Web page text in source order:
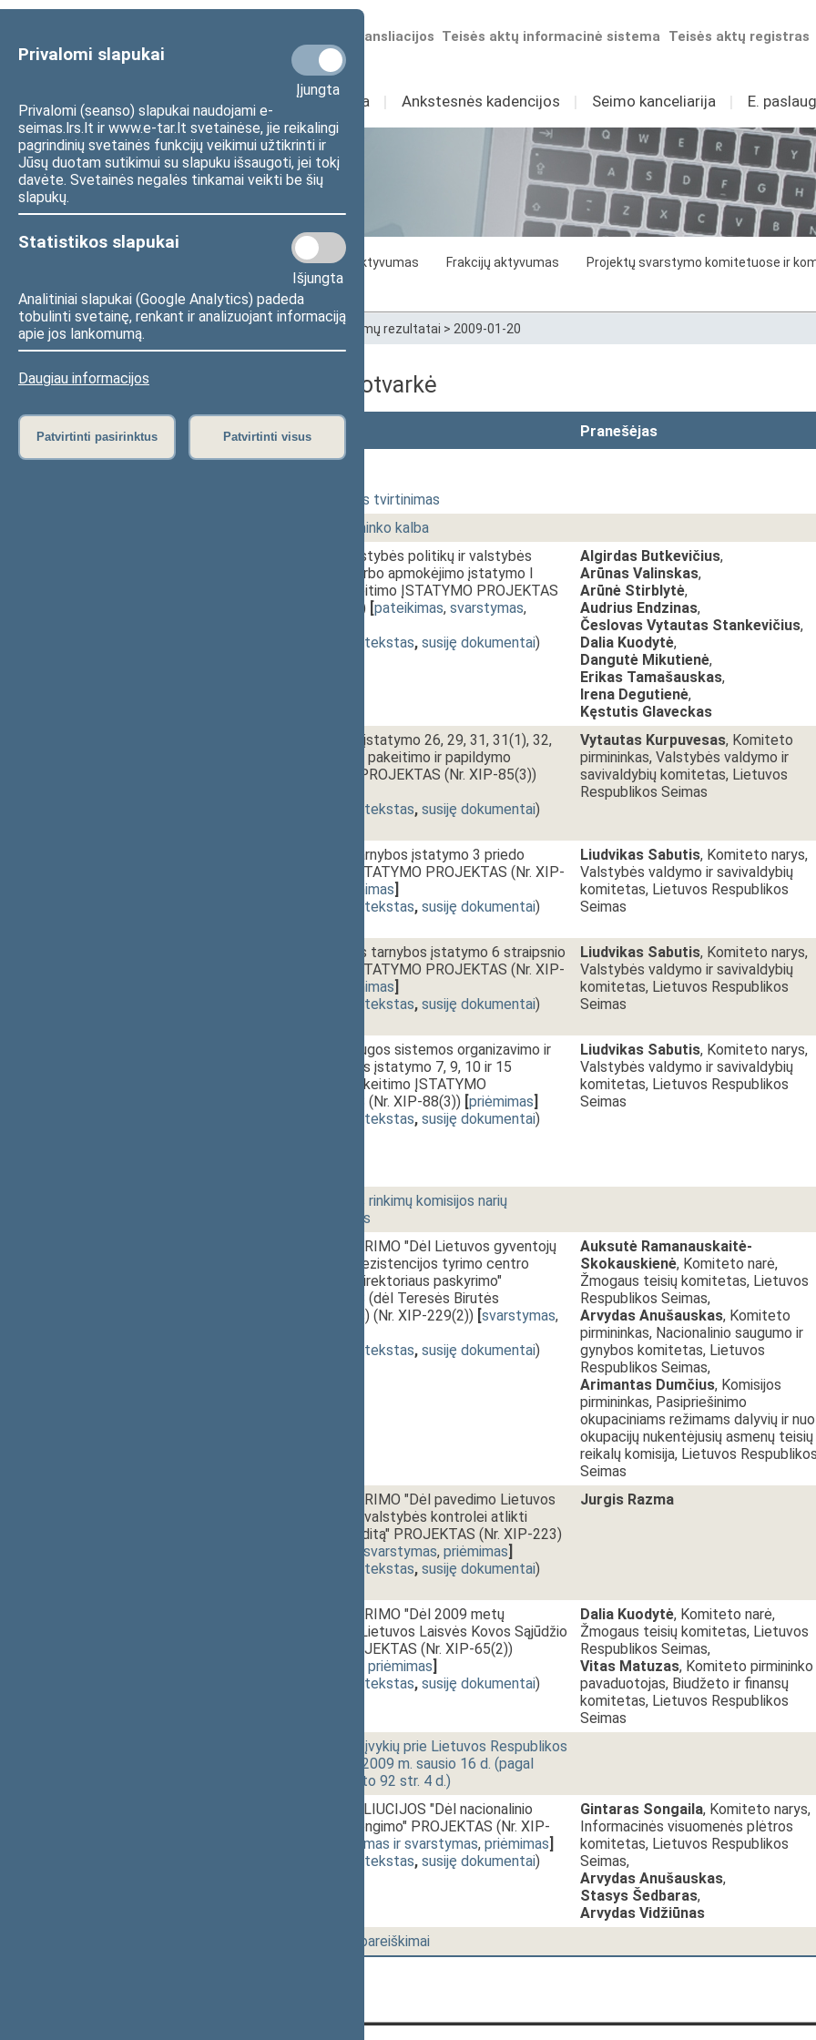
Privalomi slapukai
Įjungta
Privalomi (seanso) slapukai naudojami e-
seimas.lrs.lt ir www.e-tar.lt svetainėse, jie reikalingi
pagrindinių svetainės funkcijų veikimui užtikrinti ir
Jūsų duotam sutikimui su slapuku išsaugoti, jei tokį
davėte. Svetainės negalės tinkamai veikti be šių
slapukų.
Statistikos slapukai
Išjungta
Analitiniai slapukai (Google Analytics) padeda
tobulinti svetainę, renkant ir analizuojant informaciją
apie jos lankomumą.
Daugiau informacijos
Patvirtinti pasirinktus Patvirtinti visus
Teisės aktų registras
Teisės aktų informacinė sistema
Numatomos transliacijos
Sudėtis Veikla I Ankstesnės kadencijos I Seimo kanceliarija I E.
Statistika
Seimo narių aktyvumas Frakcijų aktyvumas
Projektų svarstymo komitetuose ir
Seimo narių balsavimų rezultatai
Pradžia Seimo narių balsavimų rezultatai > 2009-01-20
2009-01-20 dienos darbotvarkė
Numeris Laikas Klausimas Pranešėjas
31 Rytinis posėdis
Darbotvarkės tvirtinimas
Seimo Pirmininko kalba
Laikinojo valstybės politikų ir valstybės
pareigūnų darbo apmokėjimo įstatymo I
skirsnio pakeitimo ĮSTATYMO PROJEKTAS
(Nr. XIP-241) [pateikimas, svarstymas,
dokumento tekstas, susiję dokumentai)
Algirdas Butkevičius,
Arūnas Valinskas,
Arūnė Stirblytė,
Audrius Endzinas,
Česlovas Vytautas Stankevičius,
Dalia Kuodytė,
Dangutė Mikutienė,
Erikas Tamašauskas,
Irena Degutienė,
Kęstutis Glaveckas
Vyriausybės įstatymo 26, 29, 31, 31(1), 32,
45 straipsnių pakeitimo ir papildymo
ĮSTATYMO PROJEKTAS (Nr. XIP-85(3))
dokumento tekstas, susiję dokumentai)
Vytautas Kurpuvesas, Komiteto
pirmininkas, Valstybės valdymo ir
savivaldybių komitetas, Lietuvos
Respublikos Seimas
Valstybės tarnybos įstatymo 3 priedo
pakeitimo ĮSTATYMO PROJEKTAS (Nr. XIP-
priėmimas]
dokumento tekstas, susiję dokumentai)
Liudvikas Sabutis, Komiteto narys,
Valstybės valdymo ir savivaldybių
komitetas, Lietuvos Respublikos
Seimas
Diplomatinės tarnybos įstatymo 6 straipsnio
pakeitimo ĮSTATYMO PROJEKTAS (Nr. XIP-
priėmimas]
dokumento tekstas, susiję dokumentai)
Liudvikas Sabutis, Komiteto narys,
Valstybės valdymo ir savivaldybių
komitetas, Lietuvos Respublikos
Seimas
Krašto apsaugos sistemos organizavimo ir
karo tarnybos įstatymo 7, 9, 10 ir 15
straipsnių pakeitimo ĮSTATYMO
PROJEKTAS (Nr. XIP-88(3)) [priėmimas]
dokumento tekstas, susiję dokumentai)
Liudvikas Sabutis, Komiteto narys,
Valstybės valdymo ir savivaldybių
komitetas, Lietuvos Respublikos
Seimas
Vyriausiosios rinkimų komisijos narių
prisaikdinimas
Seimo NUTARIMO "Dėl Lietuvos gyventojų
genocido ir rezistencijos tyrimo centro
generalinio direktoriaus paskyrimo"
PROJEKTAS (dėl Teresės Birutės
Burauskaitės) (Nr. XIP-229(2)) [svarstymas,
dokumento tekstas, susiję dokumentai)
Auksutė Ramanauskaitė-
Skokauskienė, Komiteto narė,
Žmogaus teisių komitetas, Lietuvos
Respublikos Seimas,
Arvydas Anušauskas, Komiteto
pirmininkas, Nacionalinio saugumo ir
gynybos komitetas, Lietuvos
Respublikos Seimas,
Arimantas Dumčius, Komisijos
pirmininkas, Pasipriešinimo
okupaciniams režimams dalyvių ir nuo
okupacijų nukentėjusių asmenų teisių
reikalų komisija, Lietuvos
Seimas
Seimo NUTARIMO "Dėl pavedimo Lietuvos
Respublikos valstybės kontrolei atlikti
valstybinį auditą" PROJEKTAS (Nr. XIP-223)
svarstymas, priėmimas]
dokumento tekstas, susiję dokumentai)
Jurgis Razma
Seimo NUTARIMO "Dėl 2009 metų
paskelbimo Lietuvos Laisvės Kovos Sąjūdžio
metais" PROJEKTAS (Nr. XIP-65(2))
priėmimas]
dokumento tekstas, susiję dokumentai)
Dalia Kuodytė, Komiteto narė,
Žmogaus teisių komitetas, Lietuvos
Respublikos Seimas,
Vitas Matuzas, Komiteto pirmininko
pavaduotojas, Biudžeto ir finansų
komitetas, Lietuvos Respublikos
Seimas
Diskusija dėl įvykių prie Lietuvos Respublikos
Seimo rūmų 2009 m. sausio 16 d. (pagal
Seimo statuto 92 str. 4 d.)
Seimo REZOLIUCIJOS "Dėl nacionalinio
susitarimo rengimo" PROJEKTAS (Nr. XIP-
pateikimas ir svarstymas, priėmimas]
dokumento tekstas, susiję dokumentai)
Gintaras Songaila, Komiteto narys,
Informacinės visuomenės plėtros
komitetas, Lietuvos Respublikos
Seimas,
Arvydas Anušauskas,
Stasys Šedbaras,
Arvydas Vidžiūnas
Seimo narių pareiškimai